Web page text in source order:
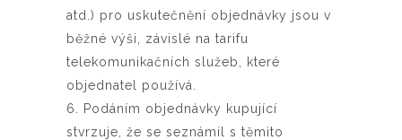
atd.) pro uskutečnění objednávky jsou v
běžné výši, závislé na tarifu
telekomunikačních služeb, které
objednatel používá.
6. Podáním objednávky kupující
stvrzuje, že se seznámil s těmito